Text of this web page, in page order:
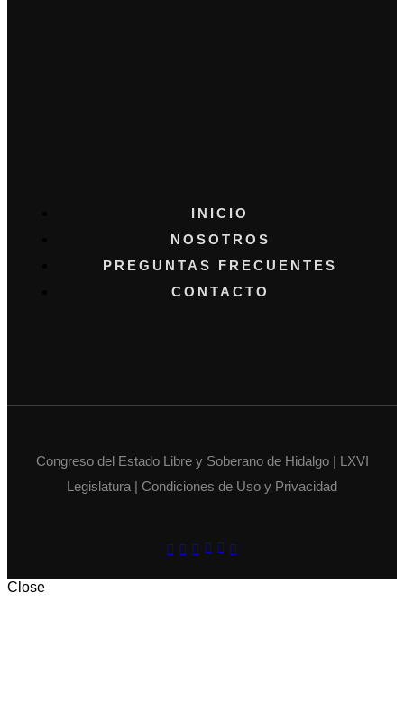
INICIO
NOSOTROS
PREGUNTAS FRECUENTES
CONTACTO
Congreso del Estado Libre y Soberano de Hidalgo | LXVI
Legislatura | Condiciones de Uso y Privacidad
Close